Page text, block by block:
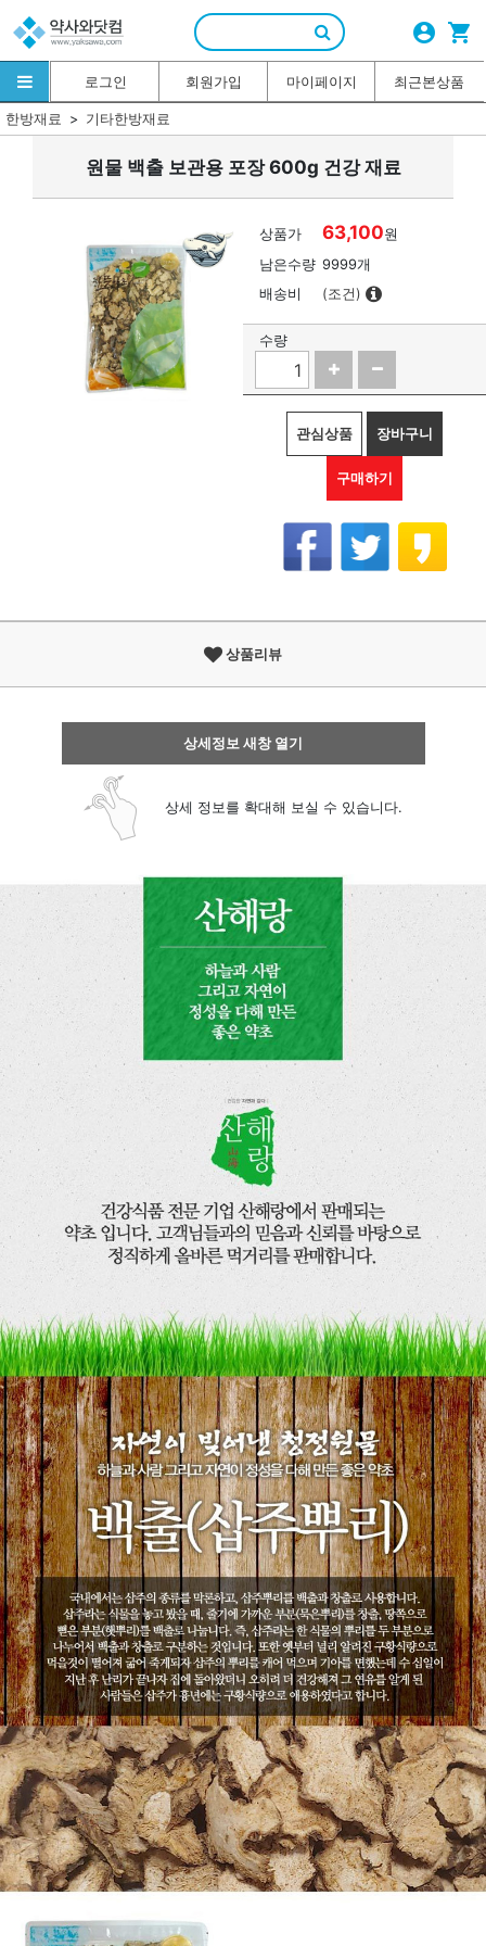
account_circle shopping_cart
로그인 회원가입 마이페이지 최근본상품
한방재료 기타한방재료
원물 백출 보관용 포장 600g 건강 재료
상품가 63,100원
남은수량 9999개
배송비
(조건)
수량
관심상품 장바구니
구매하기
상품리뷰
상세정보 새창 열기
상세 정보를 확대해 보실 수 있습니다.